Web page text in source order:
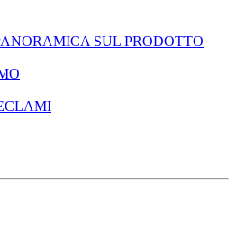
SUL PRODOTTO